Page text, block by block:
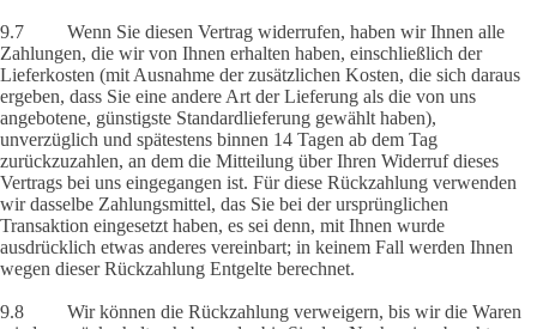
9.7 Wenn Sie diesen Vertrag widerrufen, haben wir Ihnen alle
Zahlungen, die wir von Ihnen erhalten haben, einschließlich der
Lieferkosten (mit Ausnahme der zusätzlichen Kosten, die sich daraus
ergeben, dass Sie eine andere Art der Lieferung als die von uns
angebotene, günstigste Standardlieferung gewählt haben),
unverzüglich und spätestens binnen 14 Tagen ab dem Tag
zurückzuzahlen, an dem die Mitteilung über Ihren Widerruf dieses
Vertrags bei uns eingegangen ist. Für diese Rückzahlung verwenden
wir dasselbe Zahlungsmittel, das Sie bei der ursprünglichen
Transaktion eingesetzt haben, es sei denn, mit Ihnen wurde
ausdrücklich etwas anderes vereinbart; in keinem Fall werden Ihnen
wegen dieser Rückzahlung Entgelte berechnet.
9.8 Wir können die Rückzahlung verweigern, bis wir die Waren